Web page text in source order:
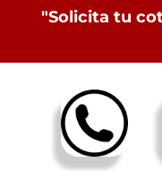
"Solicita tu